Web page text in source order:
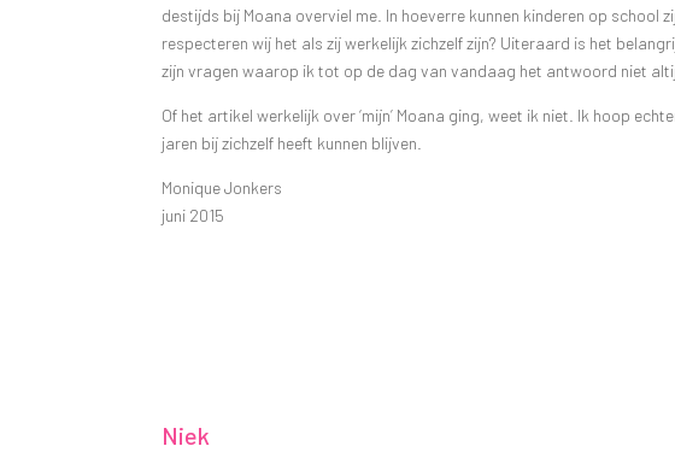
destijds bij Moana overviel me. In hoeverre kunnen kinderen op school
respecteren wij het als zij werkelijk zichzelf zijn? Uiteraard is het
zijn vragen waarop ik tot op de dag van vandaag het antwoord niet
Of het artikel werkelijk over ‘mijn’ Moana ging, weet ik niet. Ik hoop
jaren bij zichzelf heeft kunnen blijven.
Monique Jonkers
juni 2015
Niek